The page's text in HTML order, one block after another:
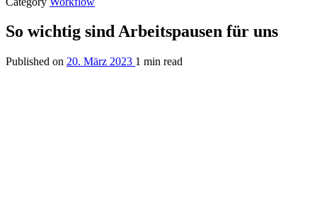
So wichtig sind Arbeitspausen für uns
Published on 20. März 2023 1 min read